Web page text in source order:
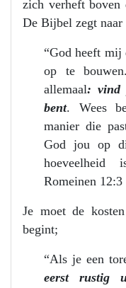
zich verheft boven
De Bijbel zegt
“God heeft mij
op te
allemaal: vind
bent. Wees
manier die
God jou op
hoeveelheid
Romeinen
Je moet de
begint;
“Als je een
eerst rustig